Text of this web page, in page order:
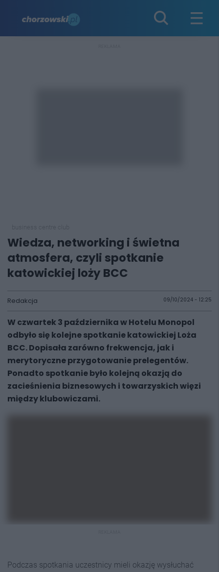
Wiedza, networking i świetna
atmosfera, czyli spotkanie
katowickiej loży BCC
Redakcja 09/10/2024 - 12:25
W czwartek 3 października w Hotelu Monopol
odbyło się kolejne spotkanie katowickiej Loża
BCC. Dopisała zarówno frekwencja, jak i
merytoryczne przygotowanie prelegentów.
Ponadto spotkanie było kolejną okazją do
zacieśnienia biznesowych i towarzyskich więzi
między klubowiczami.
Podczas spotkania uczestnicy mieli okazję wysłuchać